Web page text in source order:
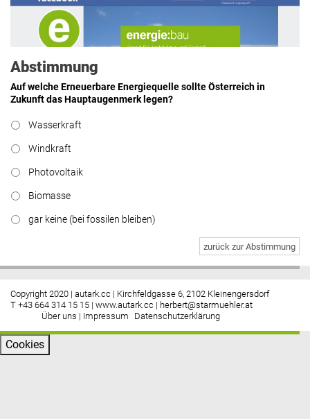
Abstimmung
Auf welche Erneuerbare Energiequelle sollte Österreich in
Zukunft das Hauptaugenmerk legen?
Wasserkraft
Windkraft
Photovoltaik
Biomasse
gar keine (bei fossilen bleiben)
zurück zur Abstimmung
Copyright 2020 | autark.cc | Kirchfeldgasse 6, 2102 Kleinengersdorf
T +43 664 314 15 15 | www.autark.cc | herbert@starmuehler.at
Über uns | Impressum Datenschutzerklärung
Cookies